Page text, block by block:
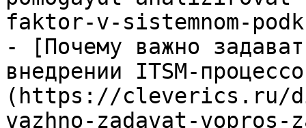
faktor-v-sistemnom-
- [Почему важно
внедрении ITSM-
(https://cleverics.ru/
vazhno-zadavat-